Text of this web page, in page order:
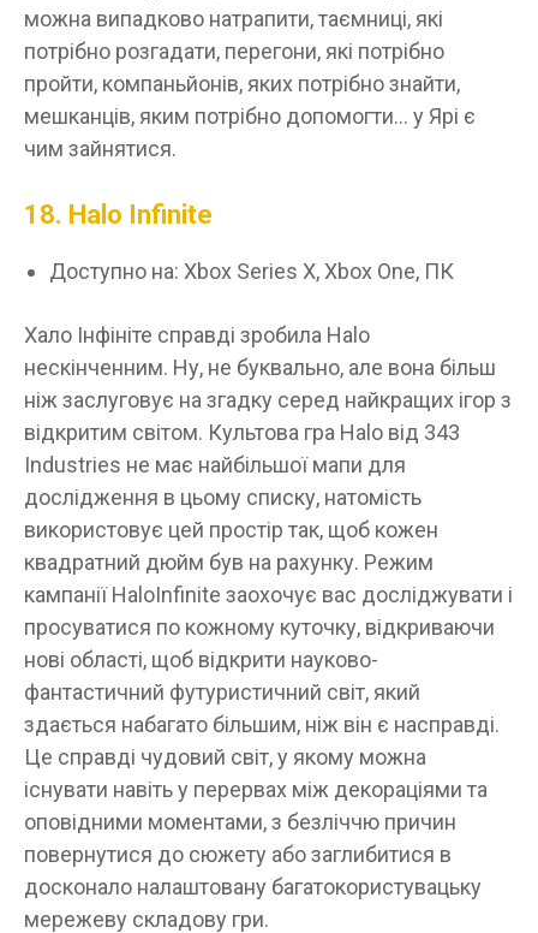
можна випадково натрапити, таємниці, які
потрібно розгадати, перегони, які потрібно
пройти, компаньйонів, яких потрібно знайти,
мешканців, яким потрібно допомогти… у Ярі є
чим зайнятися.
18. Halo Infinite
Доступно на: Xbox Series X, Xbox One, ПК
Хало Інфініте справді зробила Halo
нескінченним. Ну, не буквально, але вона більш
ніж заслуговує на згадку серед найкращих ігор з
відкритим світом. Культова гра Halo від 343
Industries не має найбільшої мапи для
дослідження в цьому списку, натомість
використовує цей простір так, щоб кожен
квадратний дюйм був на рахунку. Режим
кампанії HaloInfinite заохочує вас досліджувати і
просуватися по кожному куточку, відкриваючи
нові області, щоб відкрити науково-
фантастичний футуристичний світ, який
здається набагато більшим, ніж він є насправді.
Це справді чудовий світ, у якому можна
існувати навіть у перервах між декораціями та
оповідними моментами, з безліччю причин
повернутися до сюжету або заглибитися в
досконало налаштовану багатокористувацьку
мережеву складову гри.